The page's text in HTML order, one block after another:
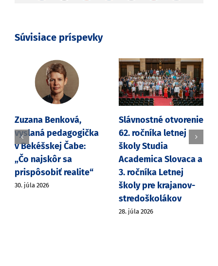
Súvisiace príspevky
Zuzana Benková,
vyslaná pedagogička
v Bekéšskej Čabe:
„Čo najskôr sa
prispôsobiť realite“
30. júla 2026
Slávnostné otvorenie
62. ročníka letnej
školy Studia
Academica Slovaca a
3. ročníka Letnej
školy pre krajanov-
stredoškolákov
28. júla 2026